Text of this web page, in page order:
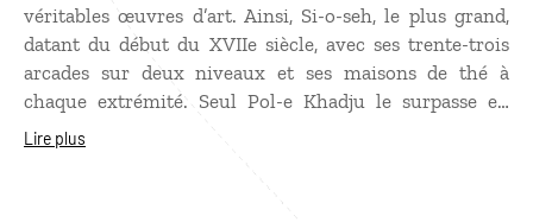
véritables œuvres d’art. Ainsi, Si-o-seh, le plus grand,
datant du début du XVIIe siècle, avec ses trente-trois
arcades sur deux niveaux et ses maisons de thé à
chaque extrémité. Seul Pol-e Khadju le surpasse en
beauté : vingt-quatre arches seulement mais une
Lire plus